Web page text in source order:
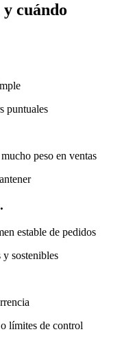
cuándo
puntuales
peso en ventas
estable de pedidos
y sostenibles
límites de control